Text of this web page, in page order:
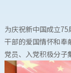
为庆祝新中国成立
干部的爱国情怀和奉
党员、入党积极分子